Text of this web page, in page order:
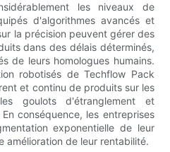
les niveaux de
d'algorithmes avancés et
la précision peuvent gérer des
dans des délais déterminés,
de leurs homologues humains.
robotisés de Techflow Pack
et continu de produits sur les
goulots d'étranglement et
conséquence, les entreprises
exponentielle de leur
amélioration de leur rentabilité.